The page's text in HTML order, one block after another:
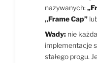
nazywanych:
„Frame Cap”
Wady: nie
implementacje
stałego progu.